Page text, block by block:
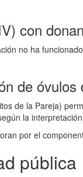
con
no ha
de óvulos
de la Pareja)
la
por el
pública